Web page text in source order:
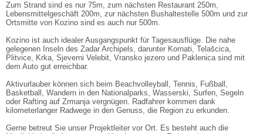
Zum Strand sind es nur 75m, zum nächsten Restaurant 250m,
Lebensmittelgeschäft 200m, zur nächsten Bushaltestelle 500m und zur
Ortsmitte von Kozino sind es auch nur 500m.
Kozino ist auch idealer Ausgangspunkt für Tagesausflüge. Die nahe
gelegenen Inseln des Zadar Archipels, darunter Kornati, Telašcica,
Plitvice, Krka, Sjeverni Velebit, Vransko jezero und Paklenica sind mit
dem Auto gut erreichbar.
Aktivurlauber können sich beim Beachvolleyball, Tennis, Fußball,
Basketball, Wandern in den Nationalparks, Wasserski, Surfen, Segeln
oder Rafting auf Zrmanja vergnügen. Radfahrer kommen dank
kilometerlanger Radwege in den Genuss, die Region zu erkunden.
Gerne betreut Sie unser Projektleiter vor Ort. Es besteht auch die